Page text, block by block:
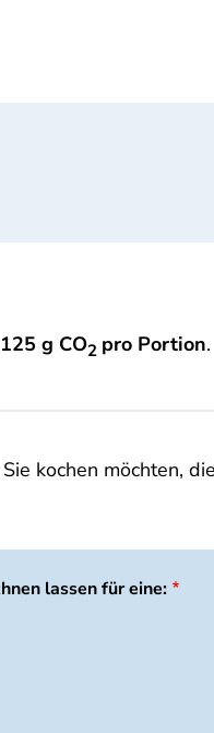
125 g CO2 pro Portion.
kochen möchten,
lassen für eine: